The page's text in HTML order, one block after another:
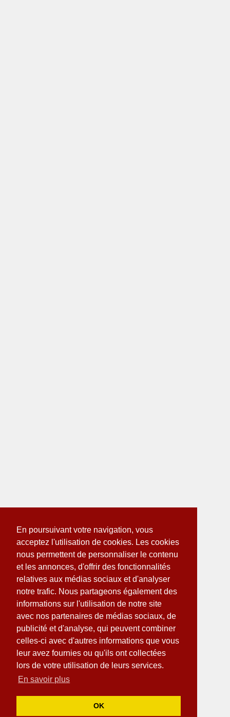
En poursuivant votre navigation, vous
acceptez l'utilisation de cookies. Les cookies
nous permettent de personnaliser le contenu
et les annonces, d'offrir des fonctionnalités
relatives aux médias sociaux et d'analyser
notre trafic. Nous partageons également des
informations sur l'utilisation de notre site
avec nos partenaires de médias sociaux, de
publicité et d'analyse, qui peuvent combiner
celles-ci avec d'autres informations que vous
leur avez fournies ou qu'ils ont collectées
lors de votre utilisation de leurs services.
En savoir plus
OK